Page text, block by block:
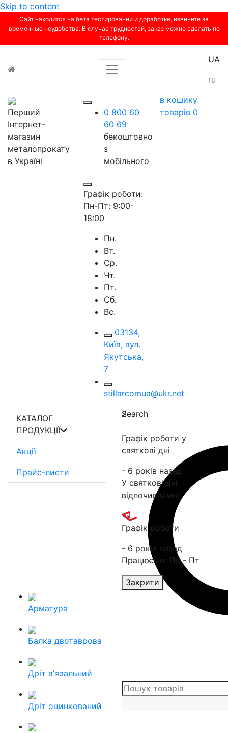
Skip to content
Сайт находится на бета тестировании и доработке, извините за
временные неудобства. В случае трудностей, заказ можно сделать по
телефону.
Toggle navigation
UA
ru
Перший
Інтернет-
магазин
металопрокату
в Україні
0 800 60
60 69
бекоштовно
з
мобільного
Графік роботи:
Пн-Пт: 9:00-
18:00
Пн.
Вт.
Ср.
Чт.
Пт.
Сб.
Вс.
03134,
Київ, вул.
Якутська,
7
stillarcomua@ukr.net
в кошику
товарів 0
КАТАЛОГ
ПРОДУКЦІЇ
Акції
Прайс-листи
Search
2
Графік роботи у
святкові дні
- 6 років назад
У святкові дні
відпочиваємо!
Графік роботи
- 6 років назад
Працюємо: Пн - Пт
Закрити
Арматура
Балка двотаврова
Дріт в'язальний
Дріт оцинкований